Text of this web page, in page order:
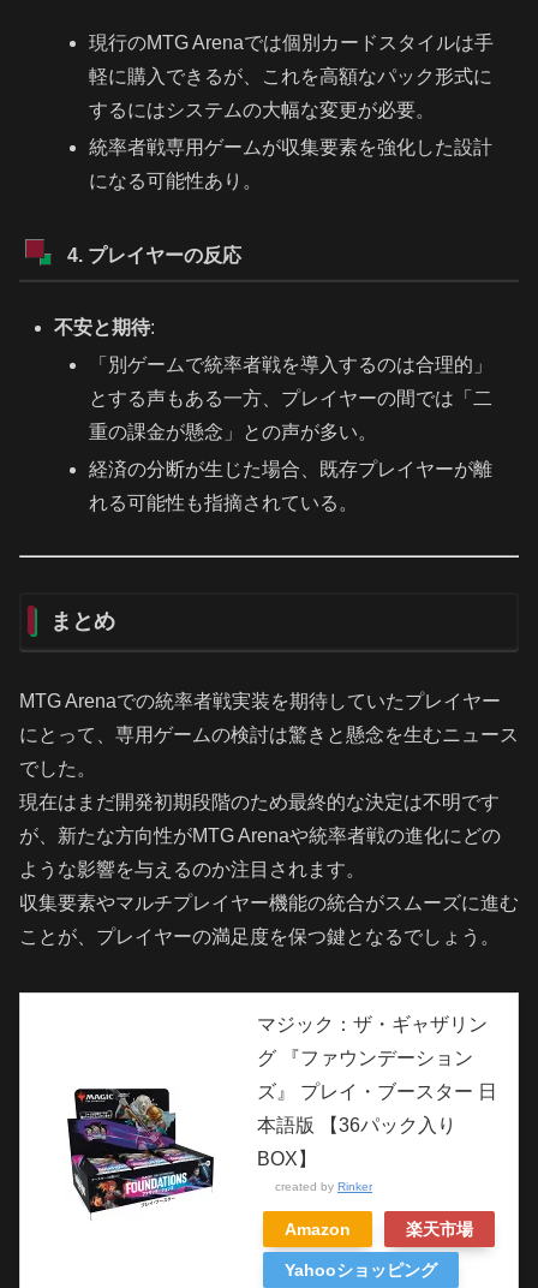
現行のMTG Arenaでは個別カードスタイルは手
軽に購入できるが、これを高額なパック形式に
するにはシステムの大幅な変更が必要。
統率者戦専用ゲームが収集要素を強化した設計
になる可能性あり。
4. プレイヤーの反応
不安と期待:
「別ゲームで統率者戦を導入するのは合理的」
とする声もある一方、プレイヤーの間では「二
重の課金が懸念」との声が多い。
経済の分断が生じた場合、既存プレイヤーが離
れる可能性も指摘されている。
まとめ
MTG Arenaでの統率者戦実装を期待していたプレイヤー
にとって、専用ゲームの検討は驚きと懸念を生むニュース
でした。
現在はまだ開発初期段階のため最終的な決定は不明です
が、新たな方向性がMTG Arenaや統率者戦の進化にどの
ような影響を与えるのか注目されます。
収集要素やマルチプレイヤー機能の統合がスムーズに進む
ことが、プレイヤーの満足度を保つ鍵となるでしょう。
マジック：ザ・ギャザリン
グ 『ファウンデーション
ズ』 プレイ・ブースター 日
本語版 【36パック入り
BOX】
created by Rinker
Amazon 楽天市場
Yahooショッピング